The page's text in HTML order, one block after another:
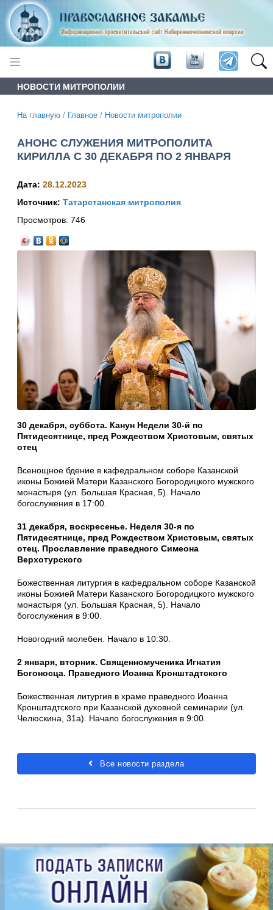
НОВОСТИ МИТРОПОЛИИ
На главную / Главное / Новости митрополии
АНОНС СЛУЖЕНИЯ МИТРОПОЛИТА
КИРИЛЛА С 30 ДЕКАБРЯ ПО 2 ЯНВАРЯ
Дата: 28.12.2023
Источник: Татарстанская митрополия
Просмотров: 746
30 декабря, суббота. Канун Недели 30-й по
Пятидесятнице, пред Рождеством Христовым, святых
отец
Всенощное бдение в кафедральном соборе Казанской
иконы Божией Матери Казанского Богородицкого мужского
монастыря (ул. Большая Красная, 5). Начало
богослужения в 17:00.
31 декабря, воскресенье. Неделя 30-я по
Пятидесятнице, пред Рождеством Христовым, святых
отец. Прославление праведного Симеона
Верхотурского
Божественная литургия в кафедральном соборе Казанской
иконы Божией Матери Казанского Богородицкого мужского
монастыря (ул. Большая Красная, 5). Начало
богослужения в 9:00.
Новогодний молебен. Начало в 10:30.
2 января, вторник. Священномученика Игнатия
Богоносца. Праведного Иоанна Кронштадтского
Божественная литургия в храме праведного Иоанна
Кронштадтского при Казанской духовной семинарии (ул.
Челюскина, 31а). Начало богослужения в 9:00.
Все новости раздела